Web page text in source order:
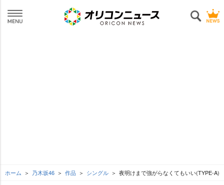
ホーム 乃木坂46 作品 シングル 夜明けまで強がらなくてもいい(TYPE-A)